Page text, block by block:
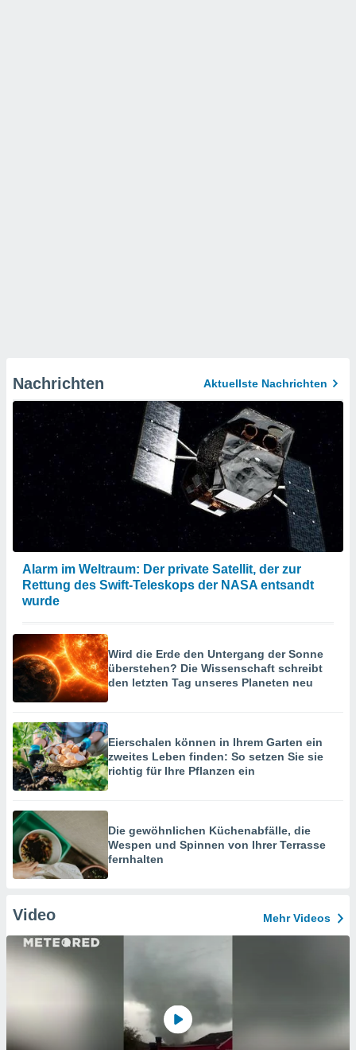
Nachrichten Aktuellste Nachrichten
Alarm im Weltraum: Der private Satellit, der zur
Rettung des Swift-Teleskops der NASA entsandt
wurde
Wird die Erde den Untergang der Sonne
überstehen? Die Wissenschaft schreibt
den letzten Tag unseres Planeten neu
Eierschalen können in Ihrem Garten ein
zweites Leben finden: So setzen Sie sie
richtig für Ihre Pflanzen ein
Die gewöhnlichen Küchenabfälle, die
Wespen und Spinnen von Ihrer Terrasse
fernhalten
Video Mehr Videos